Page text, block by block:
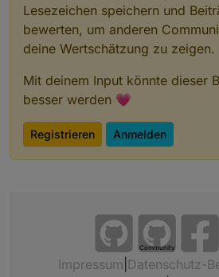
Lesezeichen speichern und
bewerten, um anderen
deine Wertschätzung zu zeigen.
Mit deinem Input könnte dieser
besser werden 💗
Registrieren Anmelden
Community
Impressum Datenschutz-